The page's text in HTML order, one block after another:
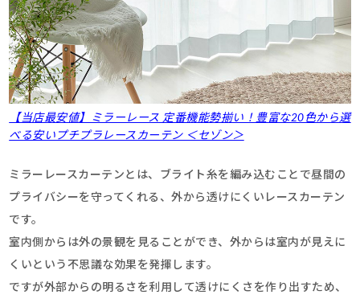
【当店最安値】ミラーレース 定番機能勢揃い！豊富な20色から選
べる安いプチプラレースカーテン ＜セゾン＞
ミラーレースカーテンとは、ブライト糸を編み込むことで昼間の
プライバシーを守ってくれる、外から透けにくいレースカーテン
です。
室内側からは外の景観を見ることができ、外からは室内が見えに
くいという不思議な効果を発揮します。
ですが外部からの明るさを利用して透けにくさを作り出すため、